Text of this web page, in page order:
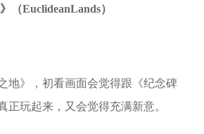
（EuclideanLands）
地》，初看画面会觉得跟《纪念碑
正玩起来，又会觉得充满新意。